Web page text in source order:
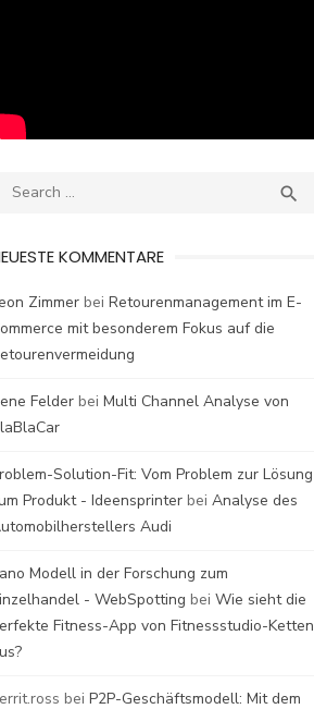
Search

KOMMENTARE
Zimmer bei Retourenmanagement im E-
mit besonderem Fokus auf die
Felder bei Multi Channel Analyse von
Solution-Fit: Vom Problem zur Lösung
Produkt - Ideensprinter bei Analyse des
Audi
Modell in der Forschung zum
- WebSpotting bei Wie sieht die
Fitness-App von Fitnessstudio-Ketten
bei P2P-Geschäftsmodell: Mit dem